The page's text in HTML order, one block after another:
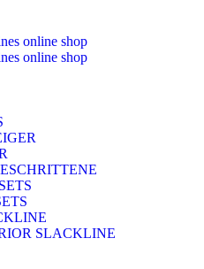
SLACKLINE